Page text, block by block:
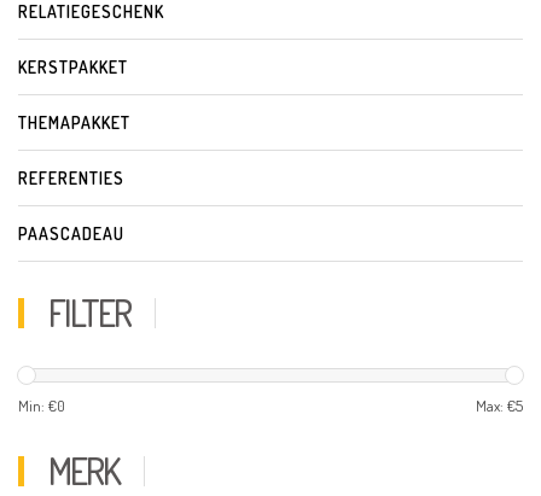
RELATIEGESCHENK
KERSTPAKKET
THEMAPAKKET
REFERENTIES
PAASCADEAU
FILTER
Min: €0 Max: €5
MERK